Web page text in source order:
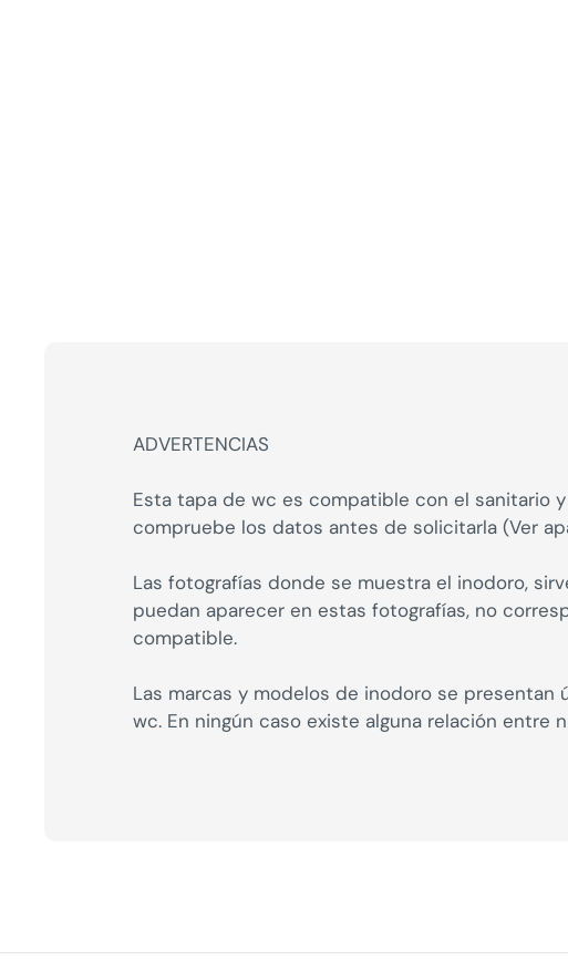
ADVERTENCIAS
Esta tapa de wc es compatible con el sanitario
compruebe los datos antes de solicitarla (Ver
Las fotografías donde se muestra el inodoro,
puedan aparecer en estas fotografías, no
compatible.
Las marcas y modelos de inodoro se
wc. En ningún caso existe alguna relación entre